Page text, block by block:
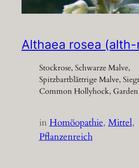
Althaea rosea (alth-
Stockrose, Schwarze Malve,
Spitzbartblättrige Malve,
Common Hollyhock,
inHomöopathie, Mittel
Pflanzenreich